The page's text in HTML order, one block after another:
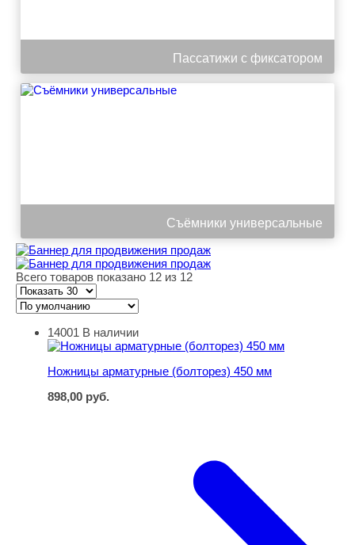
Пассатижи с фиксатором
Съёмники универсальные
Всего товаров показано 12 из 12
Ножницы арматурные (болторез) 450 мм
14001 В наличии
Ножницы арматурные (болторез) 450 мм
898,00 руб.